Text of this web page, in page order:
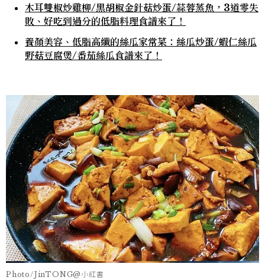
木耳雙椒炒雞柳/黑胡椒金針菇炒蛋/蒜蓉蒸魚，3道零失
敗、好吃到過分的低脂料理食譜來了！
養顏美容、低脂高纖的絲瓜家常菜：絲瓜炒蛋/蝦仁絲瓜
野菇豆腐煲/番茄絲瓜食譜來了！
Photo/JinTONG@小紅書